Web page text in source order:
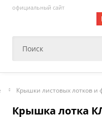
официальный сайт
Крышки листовых лотков и
Крышка лотка